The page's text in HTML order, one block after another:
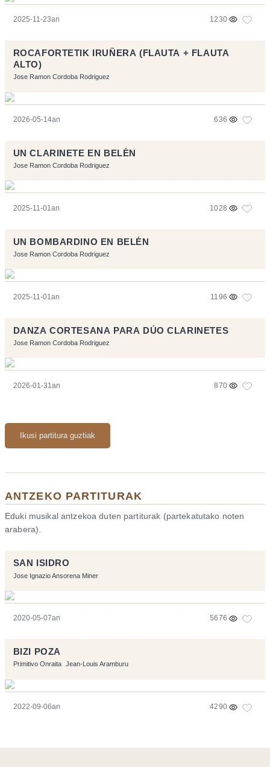
2025-11-23an 1230
ROCAFORTETIK IRUÑERA (FLAUTA + FLAUTA
ALTO)
Jose Ramon Cordoba Rodriguez
2026-05-14an 636
UN CLARINETE EN BELÉN
Jose Ramon Cordoba Rodriguez
2025-11-01an 1028
UN BOMBARDINO EN BELÉN
Jose Ramon Cordoba Rodriguez
2025-11-01an 1196
DANZA CORTESANA PARA DÚO CLARINETES
Jose Ramon Cordoba Rodriguez
2026-01-31an 870
Ikusi partitura guztiak
ANTZEKO PARTITURAK
Eduki musikal antzekoa duten partiturak (partekatutako noten
arabera).
SAN ISIDRO
Jose Ignazio Ansorena Miner
2020-05-07an 5676
BIZI POZA
Primitivo Onraita Jean-Louis Aramburu
2022-09-06an 4290